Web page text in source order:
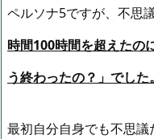
ペルソナ5ですが、不思
時間100時間を超えたの
う終わったの？」でした。
最初自分自身でも不思